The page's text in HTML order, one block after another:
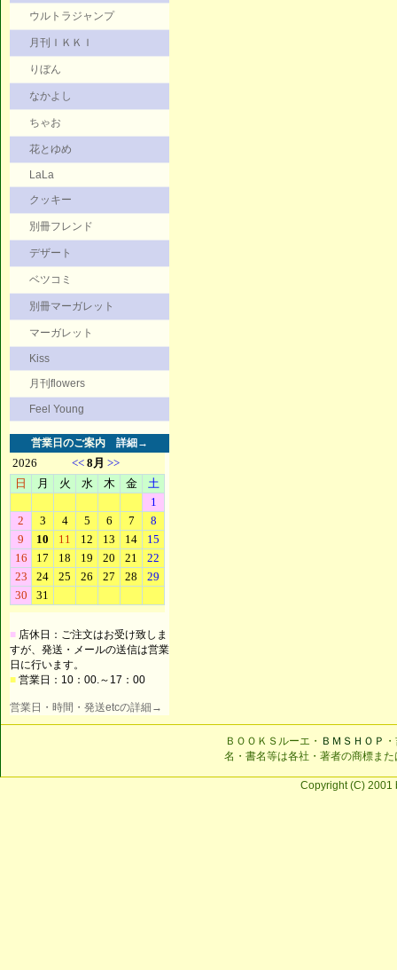
ウルトラジャンプ
月刊ＩＫＫＩ
りぼん
なかよし
ちゃお
花とゆめ
LaLa
クッキー
別冊フレンド
デザート
ベツコミ
別冊マーガレット
マーガレット
Kiss
月刊flowers
Feel Young
営業日のご案内 詳細→
■ 店休日：ご注文はお受け致しま
すが、発送・メールの送信は営業
日に行います。
■ 営業日：10：00.～17：00
営業日・時間・発送etcの詳細→
ＢＯＯＫＳルーエ・ ＢＭＳＨＯＰ
名・書名等は各社・著者の商標ま
Copyright (C) 2001